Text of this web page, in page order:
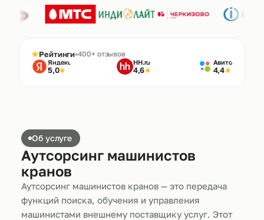
★Рейтинги 400+ отзывов
Яндекс
5,0★
HH.ru
4,6★
Авито
4,4★
Об услуге
Аутсорсинг машинистов
кранов
Аутсорсинг машинистов кранов — это передача
функций поиска, обучения и управления
машинистами внешнему поставщику услуг. Этот